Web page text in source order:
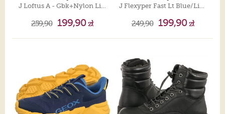
J Loftus A - Gbk+Nylon Lilac/Turquoise J46M2A 054FU C8320
259,90 199,90zł
J Flexyper Fast Lt Blue/Lime J46N1A O2A9J C4378
249,90 199,90zł